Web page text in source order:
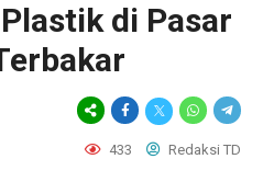
di Pasar
433 Redaksi TD